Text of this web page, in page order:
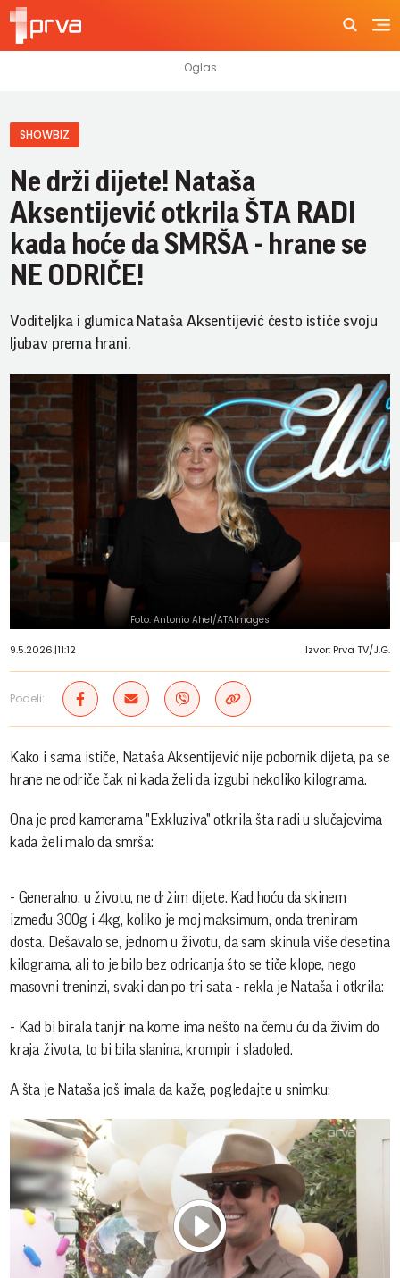
SHOWBIZ
Ne drži dijete! Nataša
Aksentijević otkrila ŠTA RADI
kada hoće da SMRŠA - hrane se
NE ODRIČE!
Voditeljka i glumica Nataša Aksentijević često ističe svoju
ljubav prema hrani.
Foto: Antonio Ahel/ATAImages
9.5.2026.|11:12 Izvor: Prva TV/J.G.
Podeli:
Kako i sama ističe, Nataša Aksentijević nije pobornik dijeta, pa se
hrane ne odriče čak ni kada želi da izgubi nekoliko kilograma.
Ona je pred kamerama "Exkluziva" otkrila šta radi u slučajevima
kada želi malo da smrša:
- Generalno, u životu, ne držim dijete. Kad hoću da skinem
između 300g i 4kg, koliko je moj maksimum, onda treniram
dosta. Dešavalo se, jednom u životu, da sam skinula više desetina
kilograma, ali to je bilo bez odricanja što se tiče klope, nego
masovni treninzi, svaki dan po tri sata - rekla je Nataša i otkrila:
- Kad bi birala tanjir na kome ima nešto na čemu ću da živim do
kraja života, to bi bila slanina, krompir i sladoled.
A šta je Nataša još imala da kaže, pogledajte u snimku: